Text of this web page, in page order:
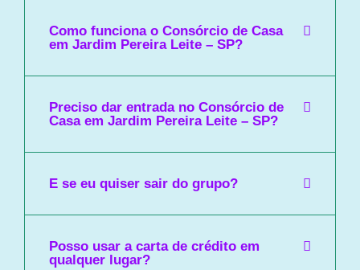
Como funciona o Consórcio de Casa
em Jardim Pereira Leite – SP?
Preciso dar entrada no Consórcio de
Casa em Jardim Pereira Leite – SP?
E se eu quiser sair do grupo?
Posso usar a carta de crédito em
qualquer lugar?